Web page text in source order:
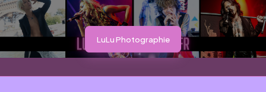
LuLu Photographie